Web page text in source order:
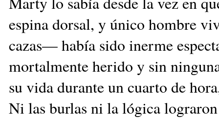
espina dorsal, y único hombre
cazas— había sido inerme
mortalmente herido y sin
su vida durante un cuarto de
Ni las burlas ni la lógica